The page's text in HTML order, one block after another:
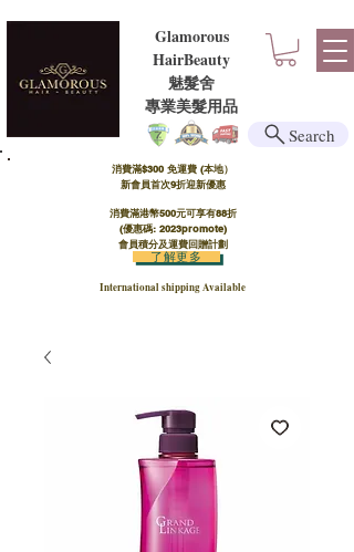
Glamorous
HairBeauty
魅髮舍
​​專業美髮用品
消費滿$300 免運費 (本地）​
新會員首次9折迎新優惠
消費滿港幣500元可享有88折
(優惠碼: 2023promote)
會員積分及運費回贈計劃
International shipping Available
了解更多
Search